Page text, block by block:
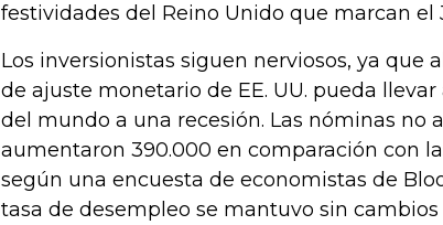
festividades del Reino Unido que marcan el
Los inversionistas siguen nerviosos, ya que
de ajuste monetario de EE. UU. pueda
del mundo a una recesión. Las nóminas no
aumentaron 390.000 en comparación con
según una encuesta de economistas de
tasa de desempleo se mantuvo sin cambios